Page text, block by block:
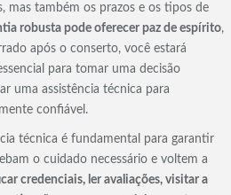
mas também os prazos e os tipos de
robusta pode oferecer paz de espírito,
após o conserto, você estará
para tomar uma decisão
uma assistência técnica para
confiável.
técnica é fundamental para garantir
o cuidado necessário e voltem a
credenciais, ler avaliações, visitar a